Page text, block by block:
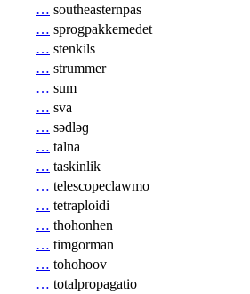
… southeasternpas
… sprogpakkemedet
… stenkils
… strummer
… sum
… sva
… sədləɡ
… talna
… taskinlik
… telescopeclawmo
… tetraploidi
… thohonhen
… timgorman
… tohohoov
… totalpropagatio